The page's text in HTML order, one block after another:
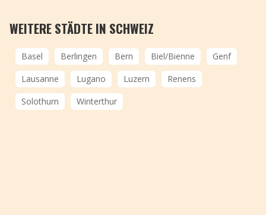
WEITERE STÄDTE IN SCHWEIZ
Basel Berlingen Bern Biel/Bienne
Genf
Lausanne
Lugano Luzern
Renens
Solothurn
Winterthur